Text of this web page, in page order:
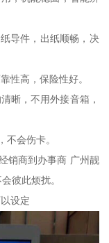
导件，出纸顺畅，决
高，保险性好。
晰，不用外接音箱，
会伤卡。
销商到办事商 广州靓
彼此烦扰。
设定